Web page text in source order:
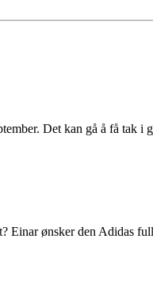
Det kan gå å få tak i
Einar ønsker den Adidas